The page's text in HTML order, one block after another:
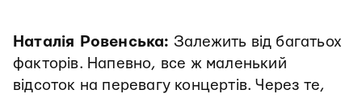
Наталія Ровенська: Залежить від багатьох
факторів. Напевно, все ж маленький
відсоток на перевагу концертів. Через те,